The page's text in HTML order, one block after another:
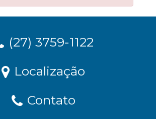
(27) 3759-1122
Localização
Contato